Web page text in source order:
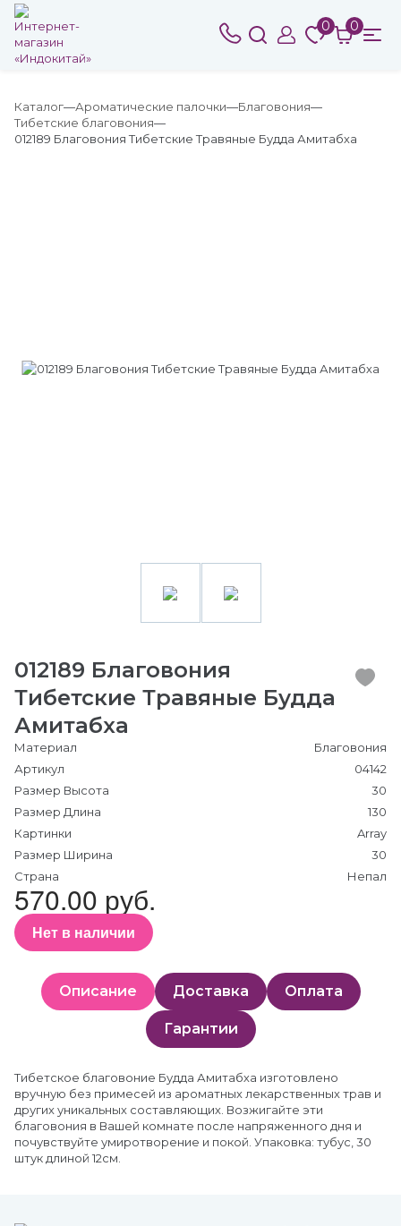
0 0
Каталог Ароматические палочки
Благовония
Тибетские благовония
012189 Благовония Тибетские Травяные Будда Амитабха
012189 Благовония
Тибетские Травяные Будда
Амитабха
Материал
Благовония
Артикул
04142
Размер Высота
30
Размер Длина
130
Картинки
Array
Размер Ширина
30
Страна
Непал
570.00 руб.
Нет в наличии
Описание Доставка Оплата
Гарантии
Тибетское благовоние Будда Амитабха изготовлено
вручную без примесей из ароматных лекарственных трав и
других уникальных составляющих. Возжигайте эти
благовония в Вашей комнате после напряженного дня и
почувствуйте умиротворение и покой. Упаковка: тубус, 30
штук длиной 12см.